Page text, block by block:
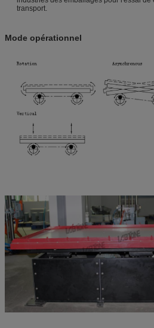
transport.
Mode opérationnel